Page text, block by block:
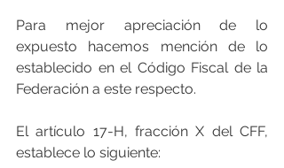
Para mejor apreciación de lo
expuesto hacemos mención de lo
establecido en el Código Fiscal de la
Federación a este respecto.
El artículo 17-H, fracción X del CFF,
establece lo siguiente: